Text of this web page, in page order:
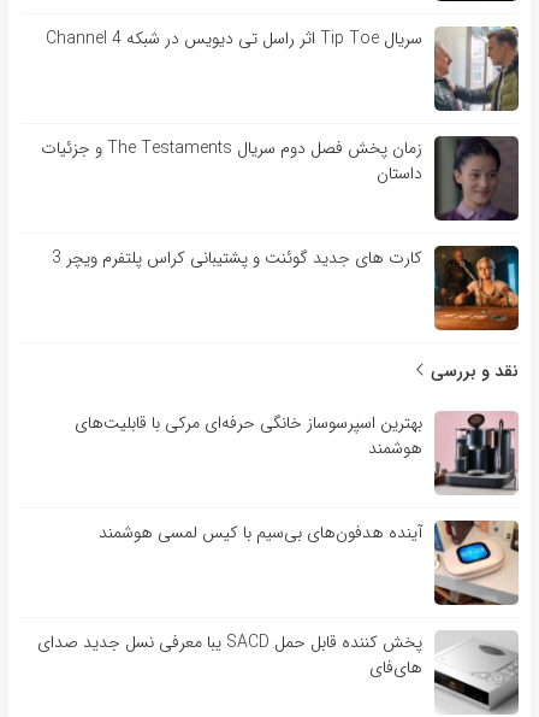
سریال Tip Toe اثر راسل تی دیویس در شبکه Channel 4
زمان پخش فصل دوم سریال The Testaments و جزئیات
داستان
کارت های جدید گوئنت و پشتیبانی کراس پلتفرم ویچر 3
نقد و بررسی
بهترین اسپرسوساز خانگی حرفه‌ای مرکی با قابلیت‌های
هوشمند
آینده هدفون‌های بی‌سیم با کیس لمسی هوشمند
پخش کننده قابل حمل SACD یبا معرفی نسل جدید صدای
های‌فای